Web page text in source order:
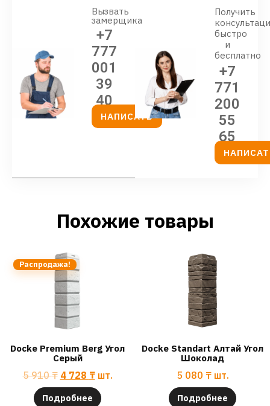
Вызвать
замерщика
+7
777
001
39
40
НАПИСАТЬ
Получить
быстро
и
бесплатно
+7
771
200
55
65
Похожие товары
Распродажа!
Docke Premium Berg Угол
Серый
5 910₸ 4 728 ₸ шт.
Подробнее
Docke Standart Алтай Угол
Шоколад
5 080 ₸ шт.
Подробнее